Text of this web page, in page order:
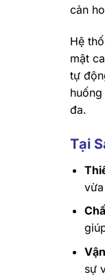
cản
Hệ
mật
tự
đa.
Tại
sự